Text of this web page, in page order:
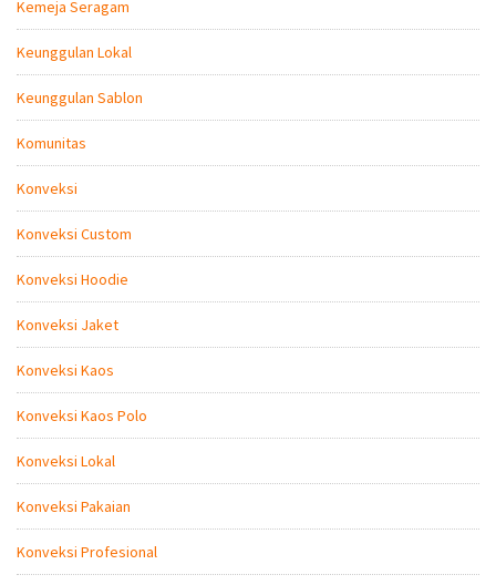
Kemeja Seragam
Keunggulan Lokal
Keunggulan Sablon
Komunitas
Konveksi
Konveksi Custom
Konveksi Hoodie
Konveksi Jaket
Konveksi Kaos
Konveksi Kaos Polo
Konveksi Lokal
Konveksi Pakaian
Konveksi Profesional